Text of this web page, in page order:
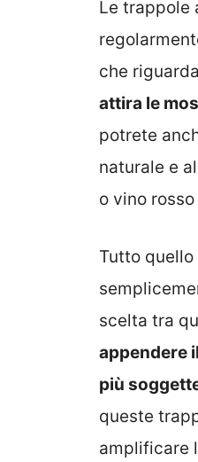
Le trappole
che
attira le
potrete
naturale e
o vino
Tutto
scelta tra
appendere
più
queste
amplificare